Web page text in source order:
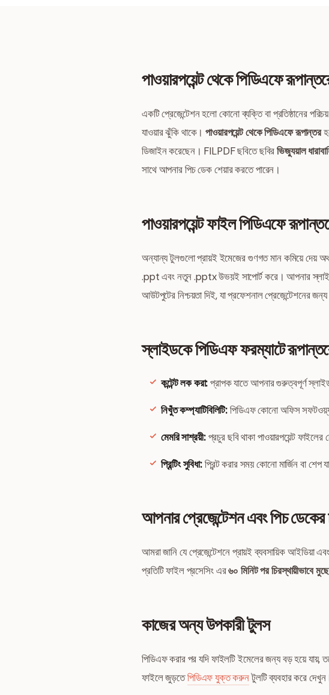
পাওয়ারপয়েন্ট থেকে পিডিএফে
একটি প্রেজেন্টেশন হলো কোনো ব্যক্তি বা প্রতিষ্ঠানের
যাওয়ার ঝুঁকি থাকে।পাওয়ারপয়েন্ট থেকে পিডিএফে রূপান্তর
ডিজাইন করেছেন। FILPDF ছবিতে ছবিরভিজ্যুয়াল
সাথে আপনার পিচ ডেক শেয়ার করতে পারেন।
পাওয়ারপয়েন্ট ফাইল পিডিএফে
অন্যান্য টুলগুলো প্রায়ই ইমেজের গুণগত মান কমিয়ে দেয়
.ppt এবং নতুন .pptx উভয়ই সাপোর্ট করে। আপনার স্লাইডে
আউটপুটের নিশ্চয়তা দিই, যা প্রফেশনাল প্রেজেন্টেশনের
স্লাইডকে পিডিএফ ফরম্যাটে
কন্টেন্ট লক করা:প্রাপক যাতে আপনার গুরুত্বপূর্ণ
নিখুঁত কম্প্যাটিবিলিটি:পিডিএফ কোনো অফিস
মেমরি সাশ্রয়ী:প্রচুর ছবি থাকা পাওয়ারপয়েন্ট
প্রিন্টিং সুবিধা:প্রিন্ট করার সময় কোনো মার্জিন বা শেপ
আপনার প্রেজেন্টেশন এবং পিচ ডেকের
আমরা জানি যে প্রেজেন্টেশনে প্রায়ই ব্যবসায়িক
প্রতিটি ফাইল প্রসেসিং এর৬০ মিনিট পর চিরস্থায়ীভাবে
কাজের অন্য উপকারী টুলস
পিডিএফ করার পর যদি ফাইলটি ইমেলের জন্য বড় হয়ে যায়,
ফাইলে জুড়তেপিডিএফ যুক্ত করুনটুলটি ব্যবহার করে